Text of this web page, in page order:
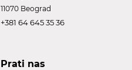
11070 Beograd
+381 64 645 35 36
Prati nas